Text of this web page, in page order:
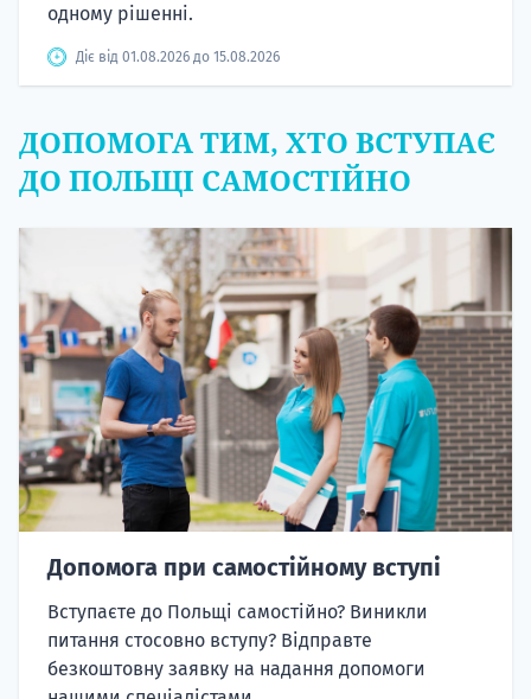
одному рішенні.
Діє від 01.08.2026 до 15.08.2026
ДОПОМОГА ТИМ, ХТО ВСТУПАЄ
ДО ПОЛЬЩІ САМОСТІЙНО
Допомога при самостійному вступі
Вступаєте до Польщі самостійно? Виникли
питання стосовно вступу? Відправте
безкоштовну заявку на надання допомоги